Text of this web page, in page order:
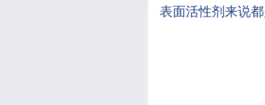
表面活性剂来说